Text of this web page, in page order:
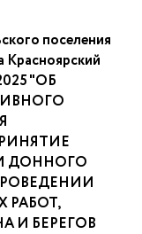
поселения
Красноярский
"ОБ
ДОННОГО
РАБОТ,
И БЕРЕГОВ